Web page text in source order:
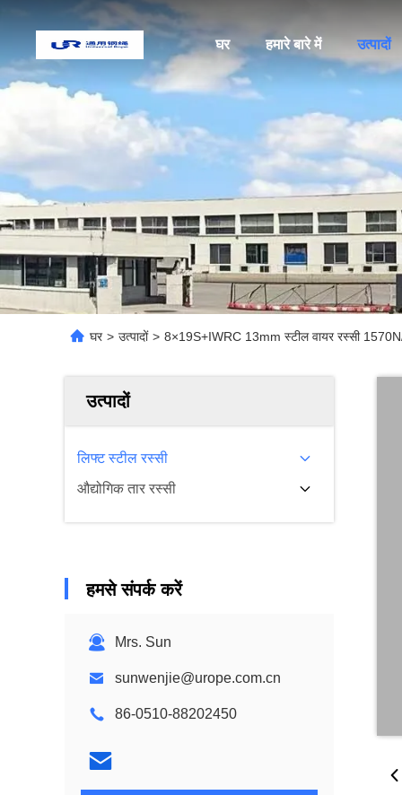
घर हमारे बारे में उत्पादों
घर > उत्पादों > 8×19S+IWRC 13mm स्टील वायर रस्सी
उत्पादों
लिफ्ट स्टील रस्सी
औद्योगिक तार रस्सी
हमसे संपर्क करें
Mrs. Sun
sunwenjie@urope.com.cn
86-0510-88202450